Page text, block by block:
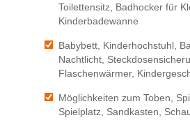
Toilettensitz, Badhocker für
Kinderbadewanne
Babybett, Kinderhochstuhl,
Nachtlicht,
Flaschenwärmer,
Möglichkeiten zum Toben,
Spielplatz, Sandkasten,